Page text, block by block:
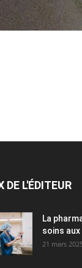
DE L'ÉDITEUR
La
soins
21 mars